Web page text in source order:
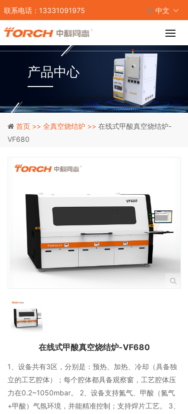
联系电话：13331091975 中文
产品中心
首页 >> 全真空烧结炉 >> 在线式甲酸真空烧结炉-
VF680
在线式甲酸真空烧结炉-VF680
1、设备共有3区，分别是：预热、加热、冷却（具备独
立的工艺腔体）；每个腔体都具备观察窗，工艺腔体压
力在0.2~1050mbar。 2、设备支持氮气、甲酸（氮气
+甲酸）气氛环境，并能精准控制；支持焊片工艺。 3、